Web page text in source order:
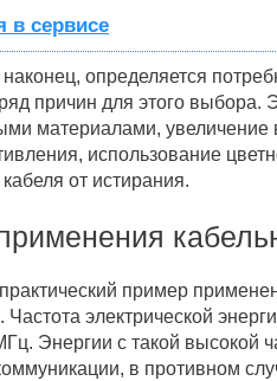
в сервисе
определяется
причин для этого выбора.
материалами,
использование
от истирания.
пример
электрической
Энергии с такой высокой
в противном